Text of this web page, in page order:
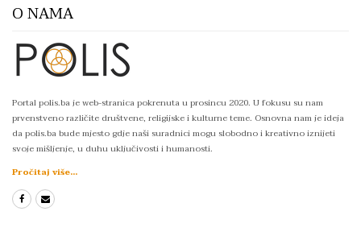
O NAMA
Portal polis.ba je web-stranica pokrenuta u prosincu 2020. U fokusu su nam
prvenstveno različite društvene, religijske i kulturne teme. Osnovna nam je ideja
da polis.ba bude mjesto gdje naši suradnici mogu slobodno i kreativno iznijeti
svoje mišljenje, u duhu uključivosti i humanosti.
Pročitaj više...